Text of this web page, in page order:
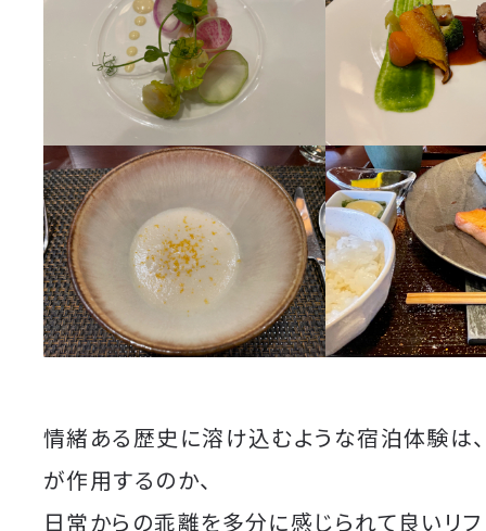
情緒ある歴史に溶け込むような宿泊体験は
が作用するのか、
日常からの乖離を多分に感じられて良いリフ